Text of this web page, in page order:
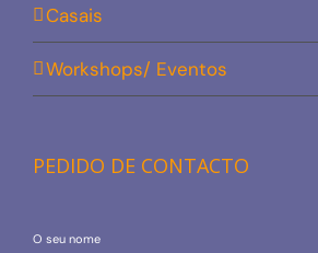
Casais
Workshops/ Eventos
PEDIDO DE CONTACTO
O seu nome